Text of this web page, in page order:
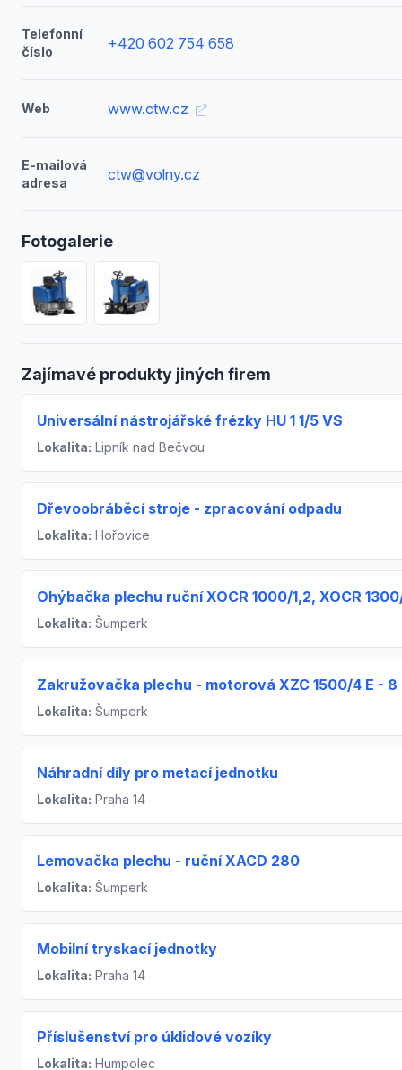
Telefonní
číslo
+420 602 754 658
Web www.ctw.cz
E-mailová
adresa
ctw@volny.cz
Fotogalerie
Zajímavé produkty jiných firem
Universální nástrojářské frézky HU 1 1/5 VS
Lokalita: Lipník nad Bečvou
Dřevoobráběcí stroje - zpracování odpadu
Lokalita: Hořovice
Ohýbačka plechu ruční XOCR 1000/1,2, XOCR
Lokalita: Šumperk
Zakružovačka plechu - motorová XZC 1500/4 E - 8
Lokalita: Šumperk
Náhradní díly pro metací jednotku
Lokalita: Praha 14
Lemovačka plechu - ruční XACD 280
Lokalita: Šumperk
Mobilní tryskací jednotky
Lokalita: Praha 14
Příslušenství pro úklidové vozíky
Lokalita: Humpolec